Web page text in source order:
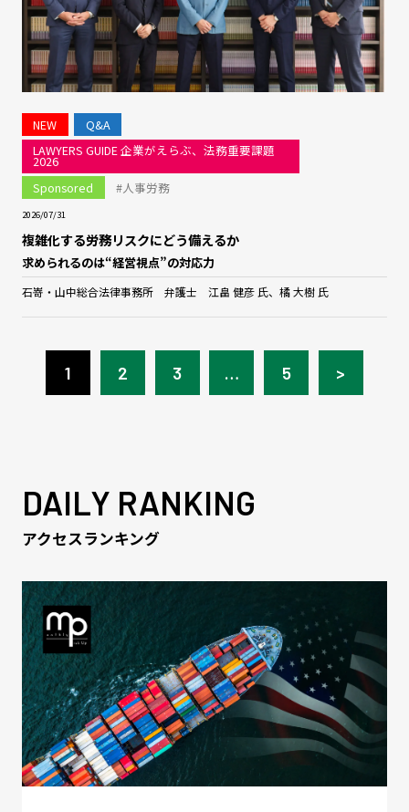
NEW
Q&A
LAWYERS GUIDE 企業がえらぶ、法務重要課題
2026
Sponsored
#人事労務
2026/07/31
複雑化する労務リスクにどう備えるか
求められるのは“経営視点”の対応力
石嵜・山中総合法律事務所 弁護士 江畠 健彦 氏、橘 大樹 氏
1 2 3 … 5 >
DAILY RANKING
アクセスランキング